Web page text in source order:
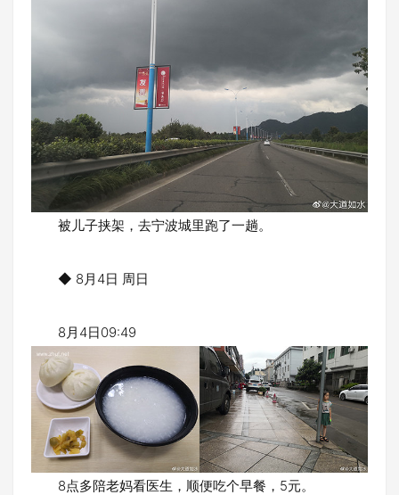
被儿子挟架，去宁波城里跑了一趟。
◆ 8月4日 周日
8月4日09:49
8点多陪老妈看医生，顺便吃个早餐，5元。